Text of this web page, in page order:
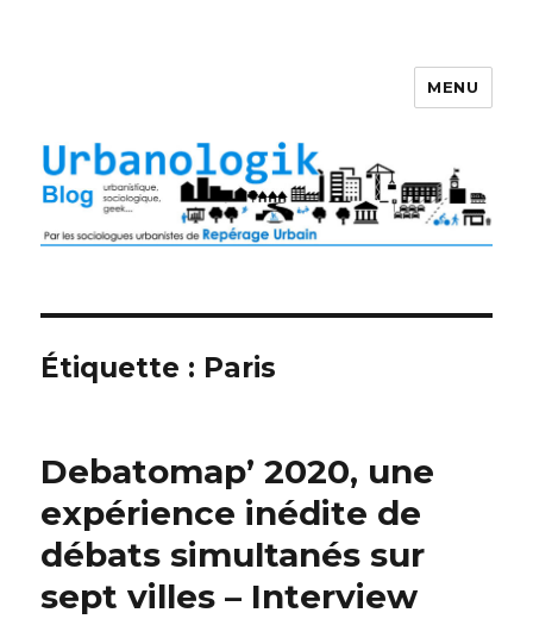
MENU
Étiquette : Paris
Debatomap’ 2020, une
expérience inédite de
débats simultanés sur
sept villes – Interview